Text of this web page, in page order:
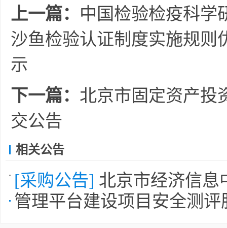
上一篇： 中国检验检疫科学
沙鱼检验认证制度实施规则
示
下一篇： 北京市固定资产投
交公告
相关公告
[采购公告] 北京市经济信息
管理平台建设项目安全测评